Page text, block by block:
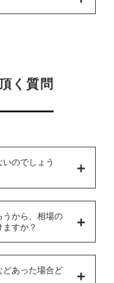
く質問
のでしょう
うから、相場の
すか？
どあった場合ど